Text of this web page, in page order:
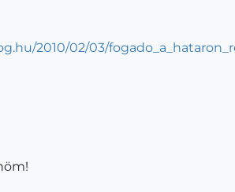
2010/02/03/